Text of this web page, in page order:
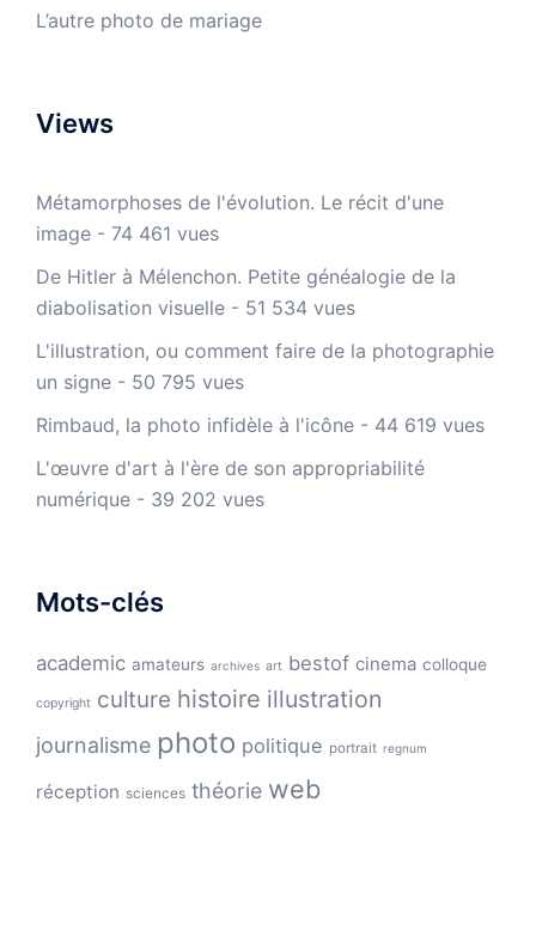
L’autre photo de mariage
Views
Métamorphoses de l'évolution. Le récit d'une
image - 74 461 vues
De Hitler à Mélenchon. Petite généalogie de la
diabolisation visuelle - 51 534 vues
L'illustration, ou comment faire de la photographie
un signe - 50 795 vues
Rimbaud, la photo infidèle à l'icône - 44 619 vues
L'œuvre d'art à l'ère de son appropriabilité
numérique - 39 202 vues
Mots-clés
academic amateurs archives art bestof cinema colloque
copyright culture histoire illustration
journalisme photo politique portrait regnum
réception sciences théorie web